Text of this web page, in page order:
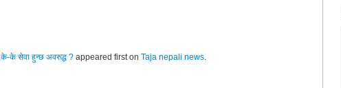
के सेवा हुन्छ अवरुद्ध ? appeared first onTaja nepali news.